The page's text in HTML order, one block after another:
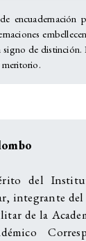
encuadernación
signo de distinción.
del
integrante del
de la